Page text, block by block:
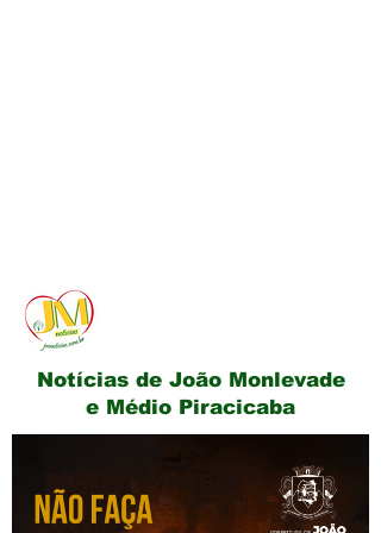
Notícias de João Monlevade
e Médio Piracicaba